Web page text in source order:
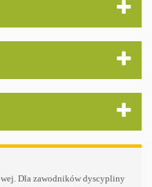
Dla zawodników dyscypliny